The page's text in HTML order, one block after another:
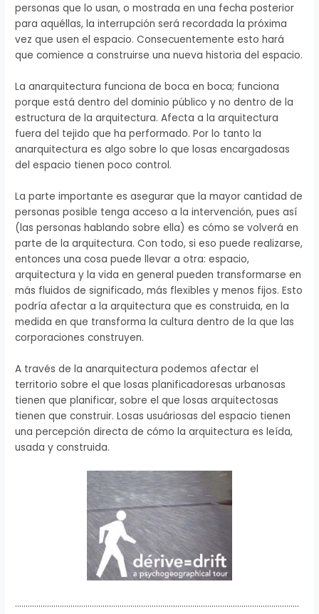
personas que lo usan, o mostrada en una fecha posterior
para aquéllas, la interrupción será recordada la próxima
vez que usen el espacio. Consecuentemente esto hará
que comience a construirse una nueva historia del espacio.
La anarquitectura funciona de boca en boca; funciona
porque está dentro del dominio público y no dentro de la
estructura de la arquitectura. Afecta a la arquitectura
fuera del tejido que ha performado. Por lo tanto la
anarquitectura es algo sobre lo que losas encargadosas
del espacio tienen poco control.
La parte importante es asegurar que la mayor cantidad de
personas posible tenga acceso a la intervención, pues así
(las personas hablando sobre ella) es cómo se volverá en
parte de la arquitectura. Con todo, si eso puede realizarse,
entonces una cosa puede llevar a otra: espacio,
arquitectura y la vida en general pueden transformarse en
más fluidos de significado, más flexibles y menos fijos. Esto
podría afectar a la arquitectura que es construida, en la
medida en que transforma la cultura dentro de la que las
corporaciones construyen.
A través de la anarquitectura podemos afectar el
territorio sobre el que losas planificadoresas urbanosas
tienen que planificar, sobre el que losas arquitectosas
tienen que construir. Losas usuáriosas del espacio tienen
una percepción directa de cómo la arquitectura es leída,
usada y construida.
…………………………………………………………………………………………………………………….